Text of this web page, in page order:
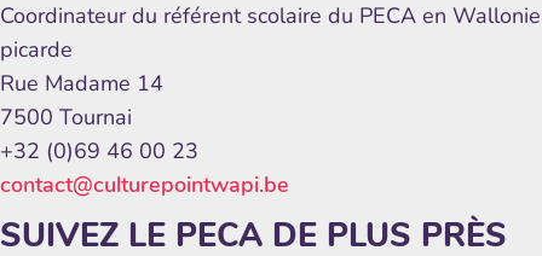
Coordinateur du référent scolaire du PECA en Wallonie
picarde
Rue Madame 14
7500 Tournai
+32 (0)69 46 00 23
contact@culturepointwapi.be
SUIVEZ LE PECA DE PLUS PRÈS